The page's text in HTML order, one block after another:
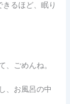
るほど、眠り
、ごめんね。
、お風呂の中